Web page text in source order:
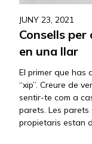
JUNY 23, 2021
Consells
en una llar
El primer que has
“xip”. Creure de
sentir-te com a
parets. Les
propietaris estan